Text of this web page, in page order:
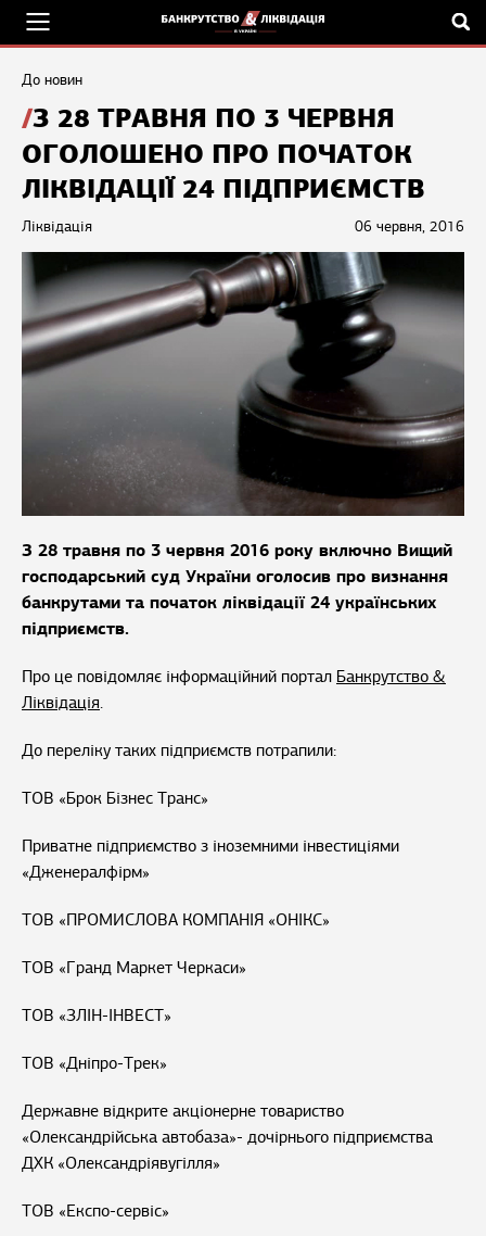
До новин
З 28 ТРАВНЯ ПО 3 ЧЕРВНЯ
ОГОЛОШЕНО ПРО ПОЧАТОК
ЛІКВІДАЦІЇ 24 ПІДПРИЄМСТВ
06 червня, 2016
Ліквідація
З 28 травня по 3 червня 2016 року включно Вищий
господарський суд України оголосив про визнання
банкрутами та початок ліквідації 24 українських
підприємств.
Про це повідомляє інформаційний портал Банкрутство &
Ліквідація.
До переліку таких підприємств потрапили:
ТОВ «Брок Бізнес Транс»
Приватне підприємство з іноземними інвестиціями
«Дженералфірм»
ТОВ «ПРОМИСЛОВА КОМПАНІЯ «ОНІКС»
ТОВ «Гранд Маркет Черкаси»
ТОВ «ЗЛІН-ІНВЕСТ»
ТОВ «Дніпро-Трек»
Державне відкрите акціонерне товариство
«Олександрійська автобаза»- дочірнього підприємства
ДХК «Олександріявугілля»
ТОВ «Експо-сервіс»